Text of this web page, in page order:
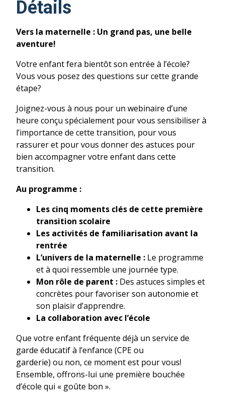
Détails
Vers la maternelle : Un grand pas, une belle
aventure!
Votre enfant fera bientôt son entrée à l’école?
Vous vous posez des questions sur cette grande
étape?
Joignez-vous à nous pour un webinaire d’une
heure conçu spécialement pour vous sensibiliser à
l’importance de cette transition, pour vous
rassurer et pour vous donner des astuces pour
bien accompagner votre enfant dans cette
transition.
Au programme :
Les cinq moments clés de cette première
transition scolaire
Les activités de familiarisation avant la
rentrée
L’univers de la maternelle : Le programme
et à quoi ressemble une journée type.
Mon rôle de parent : Des astuces simples et
concrètes pour favoriser son autonomie et
son plaisir d’apprendre.
La collaboration avec l’école
Que votre enfant fréquente déjà un service de
garde éducatif à l’enfance (CPE ou
garderie) ou non, ce moment est pour vous!
Ensemble, offrons-lui une première bouchée
d’école qui « goûte bon ».